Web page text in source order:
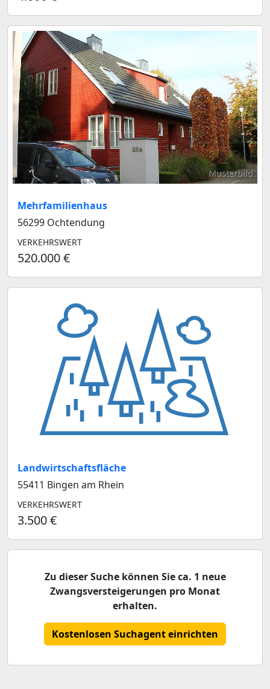
Musterbild
Mehrfamilienhaus
56299 Ochtendung
VERKEHRSWERT
520.000 €
Landwirtschaftsfläche
55411 Bingen am Rhein
VERKEHRSWERT
3.500 €
Zu dieser Suche können Sie ca. 1 neue
Zwangsversteigerungen pro Monat
erhalten.
Kostenlosen Suchagent einrichten